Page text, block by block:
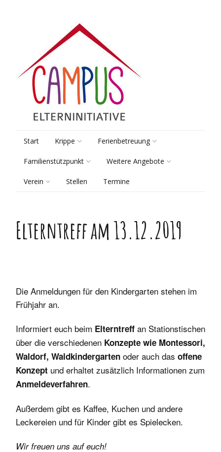
Start Krippe
Räume & Gruppen
Pädagogik
Marte Meo-Kita
Ferienbetreuung
Pädagogik
Kooperationen
Familienstützpunkt
Beratung
Spielgruppe
Weitere Angebote
Lernsamstage
Verein
Mitgliedschaft
Stellen Termine
Elterntreff am 13.12.2019
Die Anmeldungen für den Kindergarten stehen im
Frühjahr an.
Informiert euch beim Elterntreff an Stationstischen
über die verschiedenen Konzepte wie Montessori,
Waldorf, Waldkindergarten oder auch das offene
Konzept und erhaltet zusätzlich Informationen zum
Anmeldeverfahren.
Außerdem gibt es Kaffee, Kuchen und andere
Leckereien und für Kinder gibt es Spielecken.
Wir freuen uns auf euch!